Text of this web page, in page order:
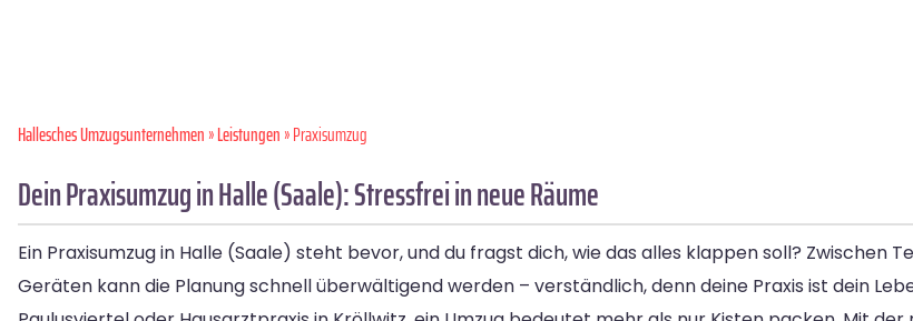
Hallesches Umzugsunternehmen»Leistungen» Praxisumzug
Dein Praxisumzug in Halle (Saale): Stressfrei in neue Räume
Ein Praxisumzug in Halle (Saale) steht bevor, und du fragst dich, wie das alles klappen soll? Zwischen
Geräten kann die Planung schnell überwältigend werden – verständlich, denn deine Praxis ist dein